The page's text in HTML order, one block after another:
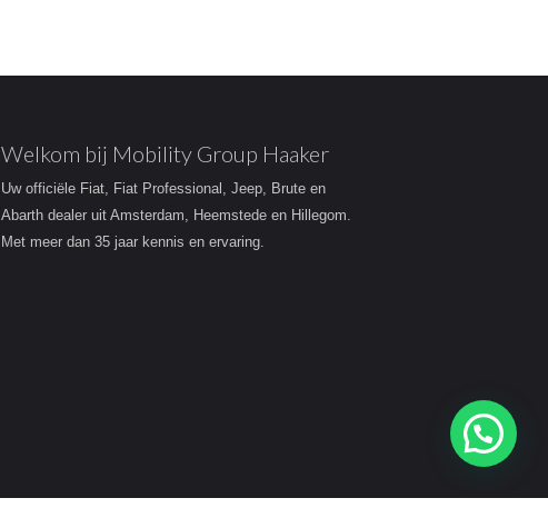
Welkom bij Mobility Group Haaker
Uw officiële Fiat, Fiat Professional, Jeep, Brute en
Abarth dealer uit Amsterdam, Heemstede en Hillegom.
Met meer dan 35 jaar kennis en ervaring.